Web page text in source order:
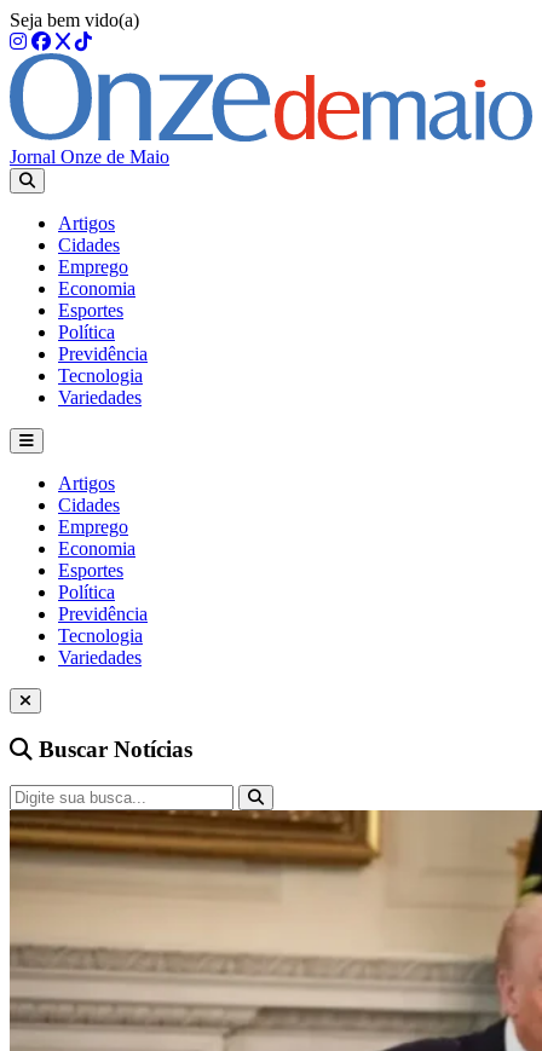
Seja bem vido(a)
Jornal Onze de Maio
Artigos
Cidades
Emprego
Economia
Esportes
Política
Previdência
Tecnologia
Variedades
Artigos
Cidades
Emprego
Economia
Esportes
Política
Previdência
Tecnologia
Variedades
Buscar Notícias